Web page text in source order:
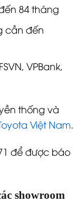
84 tháng
cần đến
VPBank,
thống và
Việt Nam.
để được báo
showroom